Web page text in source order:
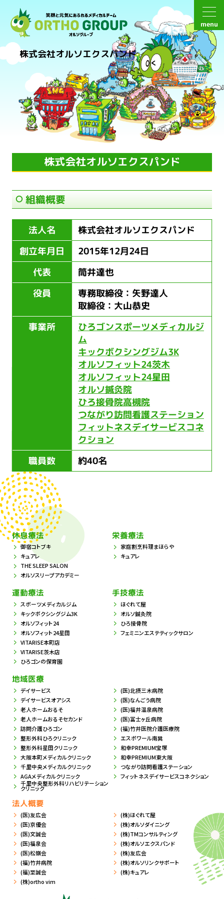
menu
株式会社オルソエクスパンド
株式会社オルソエクスパンド
組織概要
法人名 株式会社オルソエクスパンド
創立年月日 2015年12月24日
代表 筒井達也
役員 専務取締役：矢野達人
取締役：大山恭史
事業所 ひろゴンスポーツメディカルジ
ム
キックボクシングジム3K
オルソフィット24茨木
オルソフィット24星田
オルソ鍼灸院
ひろ接骨院高槻院
つながり訪問看護ステーション
フィットネスデイサービスコネ
クション
職員数 約40名
休息療法
御宿コトブキ
キュアレ
THE SLEEP SALON
オルソスリープアカデミー
栄養療法
家庭割烹料理まほらや
キュアレ
運動療法
スポーツメディカルジム
キックボクシングジム3K
オルソフィット24
オルソフィット24星田
VITARISE本町店
VITARISE茨木店
ひろゴンの保育園
手技療法
ほぐれて屋
オルソ鍼灸院
ひろ接骨院
フェミニンエステティックサロン
地域医療
デイサービス
デイサービスオアシス
老人ホームおるそ
老人ホームおるそセカンド
訪問介護ひろゴン
整形外科ひろクリニック
整形外科星田クリニック
大阪本町メディカルクリニック
千里中央メディカルクリニック
AGAメディカルクリニック
千里中央整形外科リハビリテーション
クリニック
(医)北摂三木病院
(医)なんごう病院
(医)福井温泉病院
(医)冨士ヶ丘病院
(福)竹井医院介護医療院
エスポワール南巽
和幸PREMIUM宝塚
和幸PREMIUM東大阪
つながり訪問看護ステーション
フィットネスデイサービスコネクション
法人概要
(医)友広会
(医)京優会
(医)文誠会
(医)福泉会
(医)松嶺会
(福)竹井病院
(福)至誠会
(株)ortho vim
(株)ほぐれて屋
(株)オルソダイニング
(株)TMコンサルティング
(株)オルソエクスパンド
(株)友広会
(株)オルソリンクサポート
(株)キュアレ